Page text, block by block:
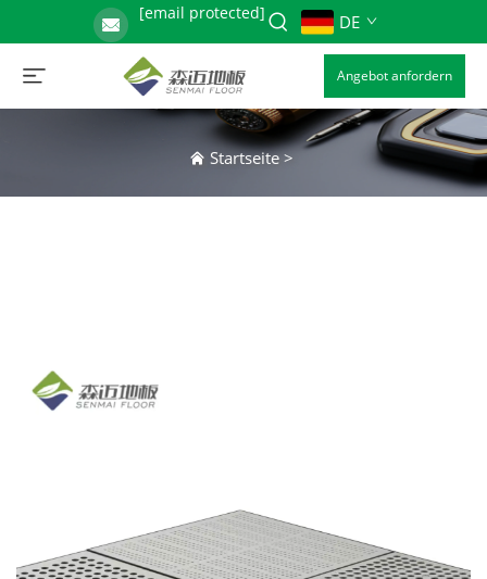
[email protected] DE
Angebot anfordern
Startseite>